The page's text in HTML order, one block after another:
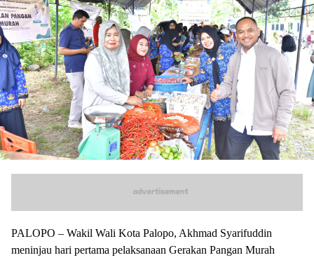
PALOPO – Wakil Wali Kota Palopo, Akhmad Syarifuddin
meninjau hari pertama pelaksanaan Gerakan Pangan Murah